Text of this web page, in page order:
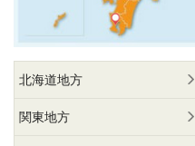
北海道地方
関東地方